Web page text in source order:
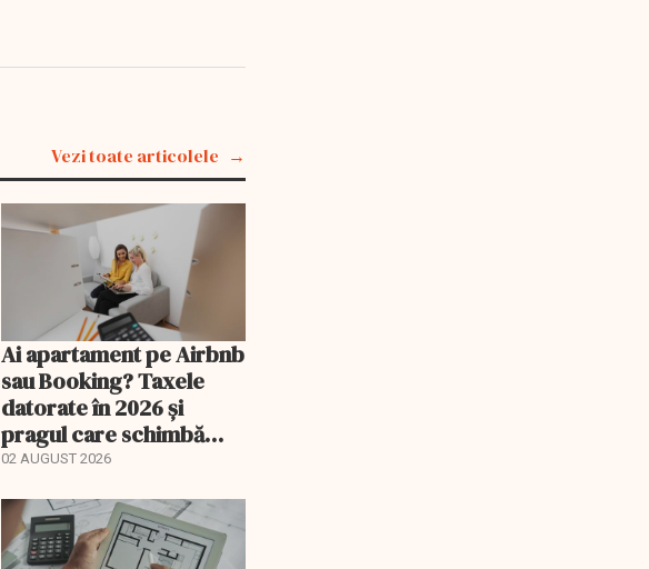
Vezi toate articolele
Ai apartament pe Airbnb
sau Booking? Taxele
datorate în 2026 și
pragul care schimbă
regimul fiscal
02 AUGUST 2026